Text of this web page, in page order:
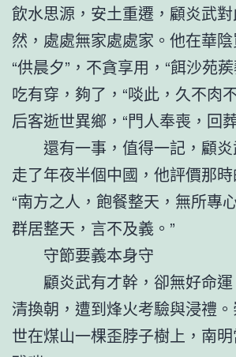
飲水思源，安土重遷，顧炎武
然，處處無家處處家。他在華陰
“供晨夕”，不貪享用，“餌沙苑
吃有穿，夠了，“啖此，久不肉
后客逝世異鄉，“門人奉喪，回
還有一事，值得一記，顧炎
走了年夜半個中國，他評價那時
“南方之人，飽餐整天，無所專
群居整天，言不及義。”
守節要義本身守
顧炎武有才幹，卻無好命
清換朝，遭到烽火考驗與浸禮
世在煤山一棵歪脖子樹上，南